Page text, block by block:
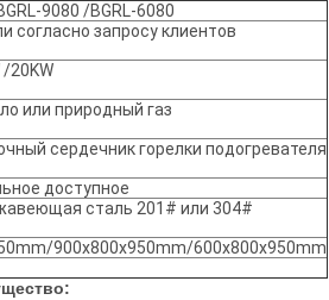
9080 /BGRL-6080
согласно запросу клиентов
/20KW
или природный газ
сердечник горелки подогревателя
доступное
сталь 201# или 304#
900x800x950mm/600x800x950mm